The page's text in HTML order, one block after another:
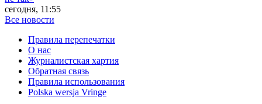
сегодня, 11:55
Все новости
Правила перепечатки
О нас
Журналистская хартия
Обратная связь
Правила использования
Polska wersja Vringe